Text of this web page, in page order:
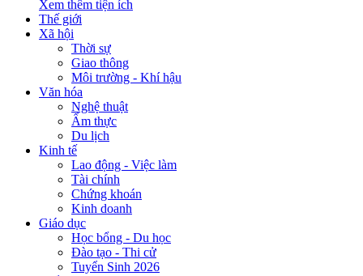
Xem thêm tiện ích
Thế giới
Xã hội
Thời sự
Giao thông
Môi trường - Khí hậu
Văn hóa
Nghệ thuật
Ẩm thực
Du lịch
Kinh tế
Lao động - Việc làm
Tài chính
Chứng khoán
Kinh doanh
Giáo dục
Học bổng - Du học
Đào tạo - Thi cử
Tuyển Sinh 2026